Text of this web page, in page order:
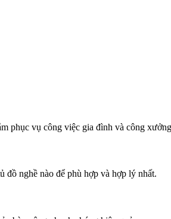
phục vụ công việc gia đình và công
đồ nghề nào để phù hợp và hợp lý nhất.